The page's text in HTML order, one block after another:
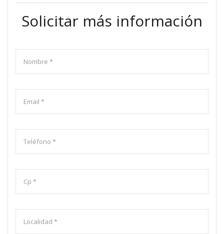
Solicitar más información